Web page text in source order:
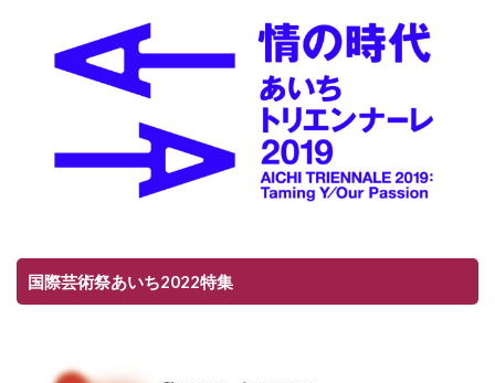
国際芸術祭あいち2022特集